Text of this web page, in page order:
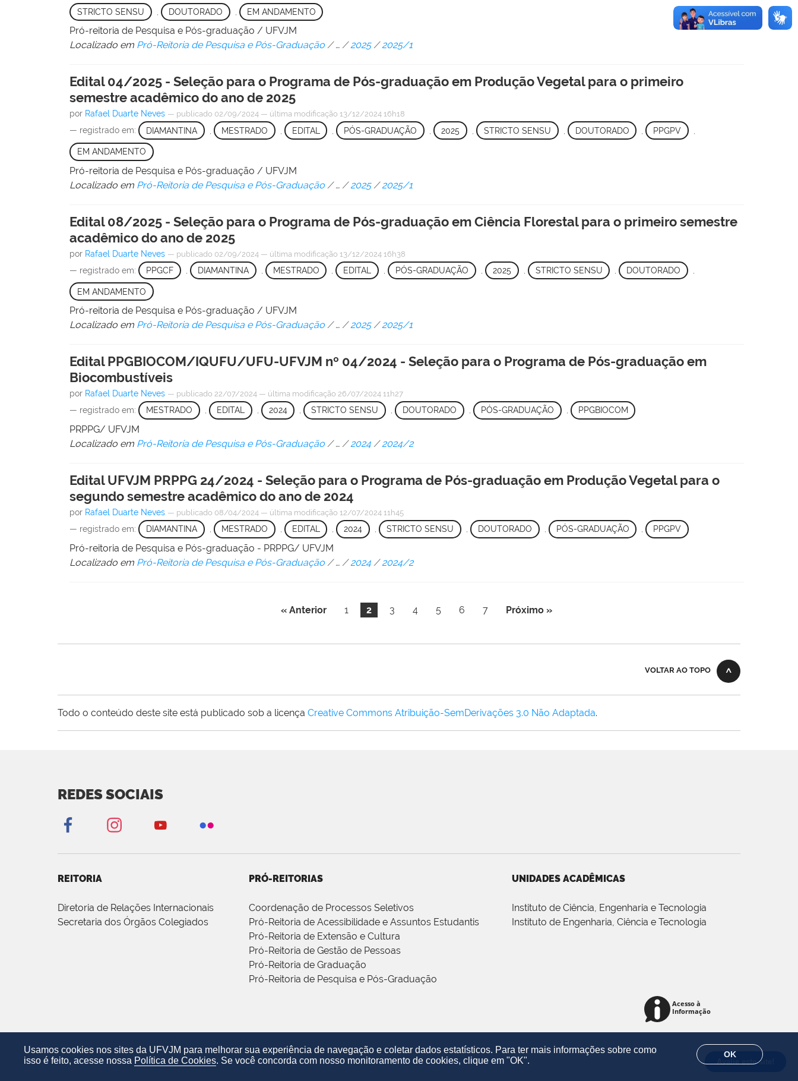
Usamos cookies nos sites da UFVJM para melhorar sua experiência de navegação e coletar dados estatísticos. Para ter mais informações sobre como
isso é feito, acesse nossa Política de Cookies. Se você concorda com nosso monitoramento de cookies, clique em "OK".
OK
STRICTO SENSU DOUTORADO EM ANDAMENTO
Pró-reitoria de Pesquisa e Pós-graduação / UFVJM
Localizado em Pró-Reitoria de Pesquisa e Pós-Graduação /…/2025 /2025/1
Edital 04/2025 - Seleção para o Programa de Pós-graduação em Produção Vegetal para o primeiro
semestre acadêmico do ano de 2025
por Rafael Duarte Neves — publicado 02/09/2024 — última modificação 13/12/2024 16h18
— registrado em: DIAMANTINA MESTRADO EDITAL , PÓS-GRADUAÇÃO , 2025 STRICTO SENSU DOUTORADO , PPGPV
EM ANDAMENTO
Pró-reitoria de Pesquisa e Pós-graduação / UFVJM
Localizado em Pró-Reitoria de Pesquisa e Pós-Graduação /… /2025 /2025/1
Edital 08/2025 - Seleção para o Programa de Pós-graduação em Ciência Florestal para o primeiro semestre
acadêmico do ano de 2025
por Rafael Duarte Neves — publicado 02/09/2024 — última modificação 13/12/2024 16h38
— registrado em: PPGCF DIAMANTINA MESTRADO , EDITAL , PÓS-GRADUAÇÃO 2025 STRICTO SENSU , DOUTORADO
EM ANDAMENTO
Pró-reitoria de Pesquisa e Pós-graduação / UFVJM
Localizado em Pró-Reitoria de Pesquisa e Pós-Graduação /…/2025 /2025/1
Edital PPGBIOCOM/IQUFU/UFU-UFVJM nº 04/2024 - Seleção para o Programa de Pós-graduação em
Biocombustíveis
por Rafael Duarte Neves — publicado 22/07/2024 — última modificação 26/07/2024 11h27
— registrado em: MESTRADO , EDITAL , 2024 , STRICTO SENSU , DOUTORADO , PÓS-GRADUAÇÃO , PPGBIOCOM
PRPPG/ UFVJM
Localizado em Pró-Reitoria de Pesquisa e Pós-Graduação /…/2024 /2024/2
Edital UFVJM PRPPG 24/2024 - Seleção para o Programa de Pós-graduação em Produção Vegetal para o
segundo semestre acadêmico do ano de 2024
por Rafael Duarte Neves — publicado 08/04/2024 — última modificação 12/07/2024 11h45
— registrado em: DIAMANTINA MESTRADO EDITAL , 2024 , STRICTO SENSU DOUTORADO PÓS-GRADUAÇÃO , PPGPV
Pró-reitoria de Pesquisa e Pós-graduação - PRPPG/ UFVJM
Localizado em Pró-Reitoria de Pesquisa e Pós-Graduação /… /2024 /2024/2
« Anterior 1 2 3 4 5 6 7 Próximo »
VOLTAR AO TOPO
Todo o conteúdo deste site está publicado sob a licença Creative Commons Atribuição-SemDerivações 3.0 Não Adaptada.
REDES SOCIAIS
REITORIA
Diretoria de Relações Internacionais
Secretaria dos Órgãos Colegiados
PRÓ-REITORIAS
Coordenação de Processos Seletivos
Pró-Reitoria de Acessibilidade e Assuntos Estudantis
Pró-Reitoria de Extensão e Cultura
Pró-Reitoria de Gestão de Pessoas
Pró-Reitoria de Graduação
Pró-Reitoria de Pesquisa e Pós-Graduação
UNIDADES ACADÊMICAS
Instituto de Ciência, Engenharia e Tecnologia
Instituto de Engenharia, Ciência e Tecnologia
Avalie este site!